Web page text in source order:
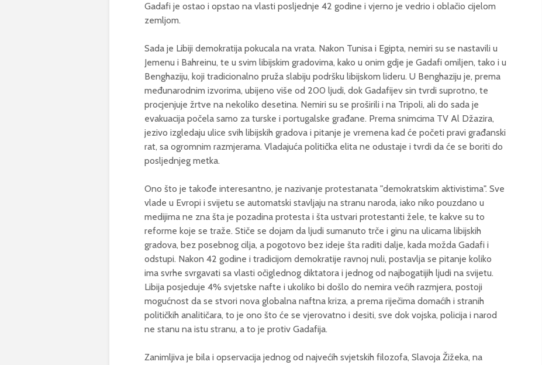
Gadafi je ostao i opstao na vlasti posljednje 42 godine i vjerno je vedrio i oblačio cijelom
zemljom.
Sada je Libiji demokratija pokucala na vrata. Nakon Tunisa i Egipta, nemiri su se nastavili u
Jemenu i Bahreinu, te u svim libijskim gradovima, kako u onim gdje je Gadafi omiljen, tako i u
Benghaziju, koji tradicionalno pruža slabiju podršku libijskom lideru. U Benghaziju je, prema
međunarodnim izvorima, ubijeno više od 200 ljudi, dok Gadafijev sin tvrdi suprotno, te
procjenjuje žrtve na nekoliko desetina. Nemiri su se proširili i na Tripoli, ali do sada je
evakuacija počela samo za turske i portugalske građane. Prema snimcima TV Al Džazira,
jezivo izgledaju ulice svih libijskih gradova i pitanje je vremena kad će početi pravi građanski
rat, sa ogromnim razmjerama. Vladajuća politička elita ne odustaje i tvrdi da će se boriti do
posljednjeg metka.
Ono što je takođe interesantno, je nazivanje protestanata "demokratskim aktivistima". Sve
vlade u Evropi i svijetu se automatski stavljaju na stranu naroda, iako niko pouzdano u
medijima ne zna šta je pozadina protesta i šta ustvari protestanti žele, te kakve su to
reforme koje se traže. Stiče se dojam da ljudi sumanuto trče i ginu na ulicama libijskih
gradova, bez posebnog cilja, a pogotovo bez ideje šta raditi dalje, kada možda Gadafi i
odstupi. Nakon 42 godine i tradicijom demokratije ravnoj nuli, postavlja se pitanje koliko
ima svrhe svrgavati sa vlasti očiglednog diktatora i jednog od najbogatijih ljudi na svijetu.
Libija posjeduje 4% svjetske nafte i ukoliko bi došlo do nemira većih razmjera, postoji
mogućnost da se stvori nova globalna naftna kriza, a prema riječima domaćih i stranih
političkih analitičara, to je ono što će se vjerovatno i desiti, sve dok vojska, policija i narod
ne stanu na istu stranu, a to je protiv Gadafija.
Zanimljiva je bila i opservacija jednog od najvećih svjetskih filozofa, Slavoja Žižeka, na